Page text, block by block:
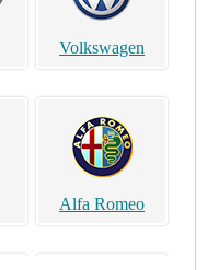
Volkswagen
Alfa Romeo